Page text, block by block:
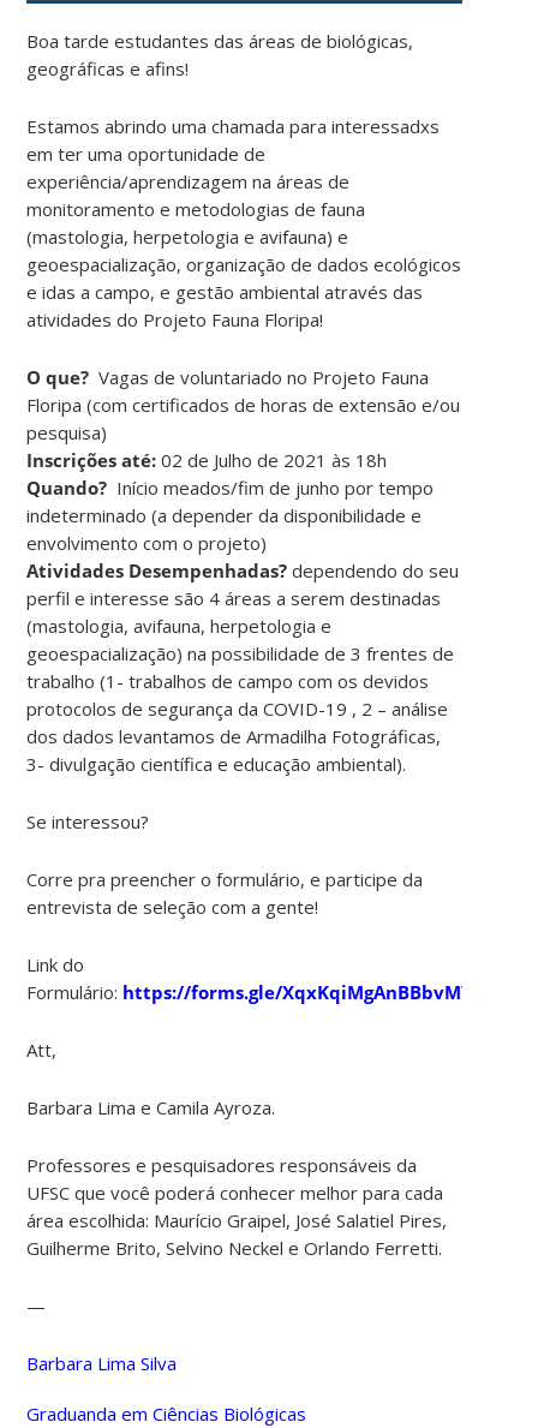
Boa tarde estudantes das áreas de biológicas,
geográficas e afins!
Estamos abrindo uma chamada para interessadxs
em ter uma oportunidade de
experiência/aprendizagem na áreas de
monitoramento e metodologias de fauna
(mastologia, herpetologia e avifauna) e
geoespacialização, organização de dados ecológicos
e idas a campo, e gestão ambiental através das
atividades do Projeto Fauna Floripa!
O que? Vagas de voluntariado no Projeto Fauna
Floripa (com certificados de horas de extensão e/ou
pesquisa)
Inscrições até:02 de Julho de 2021 às 18h
Quando? Início meados/fim de junho por tempo
indeterminado (a depender da disponibilidade e
envolvimento com o projeto)
Atividades Desempenhadas?dependendo do seu
perfil e interesse são 4 áreas a serem destinadas
(mastologia, avifauna, herpetologia e
geoespacialização) na possibilidade de 3 frentes de
trabalho (1- trabalhos de campo com os devidos
protocolos de segurança da COVID-19 , 2 – análise
dos dados levantamos de Armadilha Fotográficas,
3- divulgação científica e educação ambiental).
Se interessou?
Corre pra preencher o formulário, e participe da
entrevista de seleção com a gente!
Link do
Formulário: https://forms.gle/XqxKqiMgAnBBbvMY7
Att,
Barbara Lima e Camila Ayroza.
Professores e pesquisadores responsáveis da
UFSC que você poderá conhecer melhor para cada
área escolhida: Maurício Graipel, José Salatiel Pires,
Guilherme Brito, Selvino Neckel e Orlando Ferretti.
—
Barbara Lima Silva
Graduanda em Ciências Biológicas